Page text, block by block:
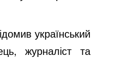
український
журналіст та